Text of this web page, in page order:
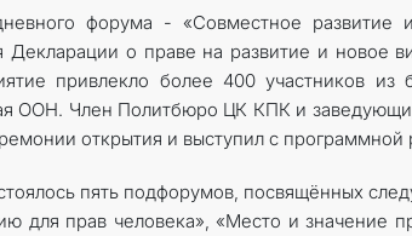
форума - «Совместное
Декларации о праве на развитие и новое
привлекло более 400 участников
ООН. Член Политбюро ЦК КПК и
открытия и выступил с программной
пять подфорумов, посвящённых
для прав человека», «Место и значение